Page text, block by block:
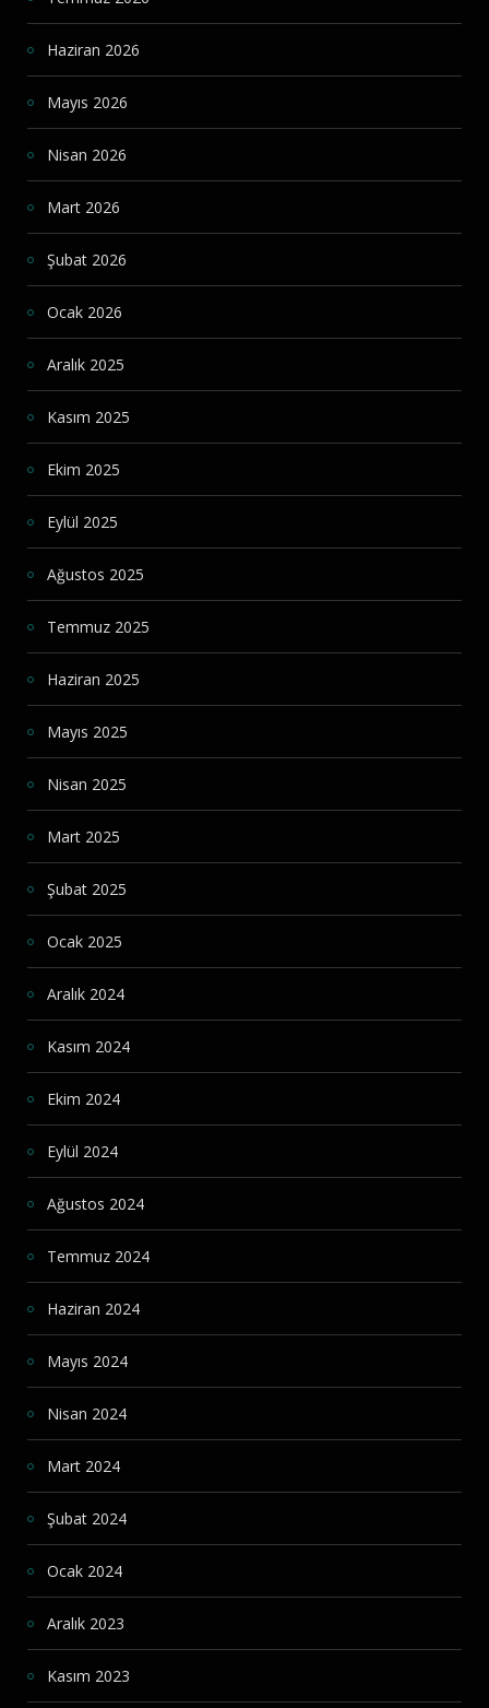
Haziran 2026
Mayıs 2026
Nisan 2026
Mart 2026
Şubat 2026
Ocak 2026
Aralık 2025
Kasım 2025
Ekim 2025
Eylül 2025
Ağustos 2025
Temmuz 2025
Haziran 2025
Mayıs 2025
Nisan 2025
Mart 2025
Şubat 2025
Ocak 2025
Aralık 2024
Kasım 2024
Ekim 2024
Eylül 2024
Ağustos 2024
Temmuz 2024
Haziran 2024
Mayıs 2024
Nisan 2024
Mart 2024
Şubat 2024
Ocak 2024
Aralık 2023
Kasım 2023